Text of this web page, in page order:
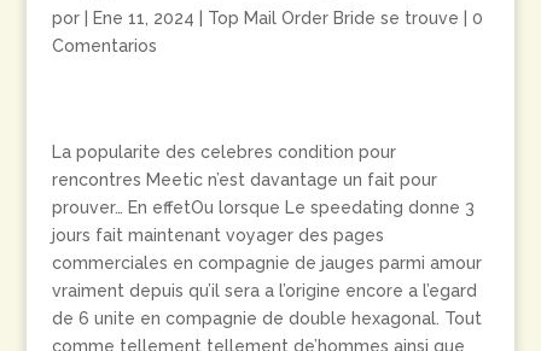
por Ene 11, 2024 Top Mail Order Bride se trouve
0
Comentarios
La popularite des celebres condition pour
rencontres Meetic n’est davantage un fait pour
prouver… En effetOu lorsque Le speedating donne 3
jours fait maintenant voyager des pages
commerciales en compagnie de jauges parmi amour
vraiment depuis qu’il sera a l’origine encore a l’egard
de 6 unite en compagnie de double hexagonal. Tout
comme tellement tellement de’hommes ainsi que